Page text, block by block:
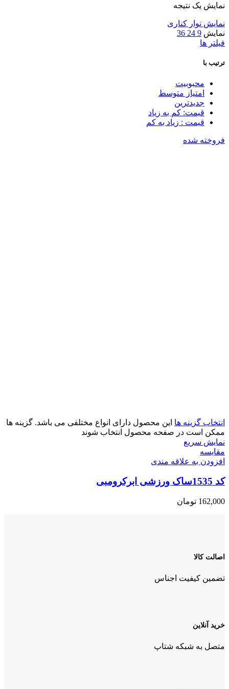
نمایش یک نتیجه
نمایش نوار کناری
نمایش 9
24
36
فیلتر ها
ترتیب با
محبوبیت
امتیاز متوسط
جدیدترین
قیمت: کم به زیاد
قیمت : زیاد به کم
فروخته شده
انتخاب گزینه ها این محصول دارای انواع مختلفی می باشد. گزینه ها
ممکن است در صفحه محصول انتخاب شوند
نمایش سریع
مقايسه
افزودن به علاقه مندی
کد 1535ساک ورزشی ابرکرومبی
162,000 تومان
اصالت کالا
تضمین کیفیت اجناس
خرید آنلاین
متصل به شبکه شتاپ